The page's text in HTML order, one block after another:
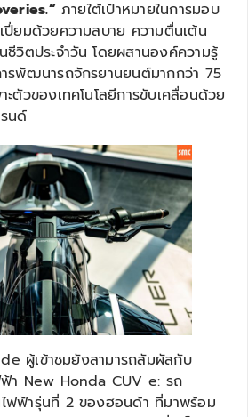
ภายใต้เป้าหมายในการมอบ
ปี่ยมด้วยความสบาย ความตื่นเต้น
ชีวิตประจำวัน โดยผสานองค์ความรู้
รพัฒนารถจักรยานยนต์มากกว่า 75
ตัวของเทคโนโลยีการขับเคลื่อนด้วย
นด์
ผู้เข้าชมยังสามารถสัมผัสกับ
า New Honda CUV e: รถ
ฟฟ้ารุ่นที่ 2 ของฮอนด้า ที่มาพร้อม